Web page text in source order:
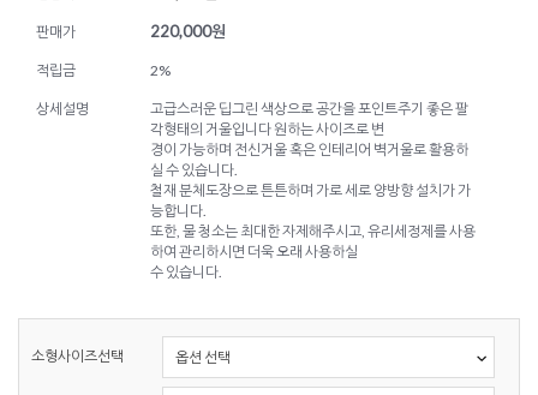
판매가 220,000원
적립금 2%
상세설명
고급스러운 딥그린 색상으로 공간을 포인트주기 좋은 팔
각형태의 거울입니다 원하는 사이즈로 변
경이 가능하며 전신거울 혹은 인테리어 벽거울로 활용하
실 수 있습니다.
철재 분체도장으로 튼튼하며 가로 세로 양방향 설치가 가
능합니다.
또한, 물 청소는 최대한 자제해주시고, 유리세정제를 사용
하여 관리하시면 더욱 오래 사용하실
수 있습니다.
소형사이즈선택